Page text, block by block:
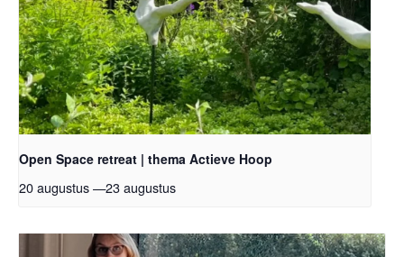
Open Space retreat | thema Actieve Hoop
20 augustus—23 augustus